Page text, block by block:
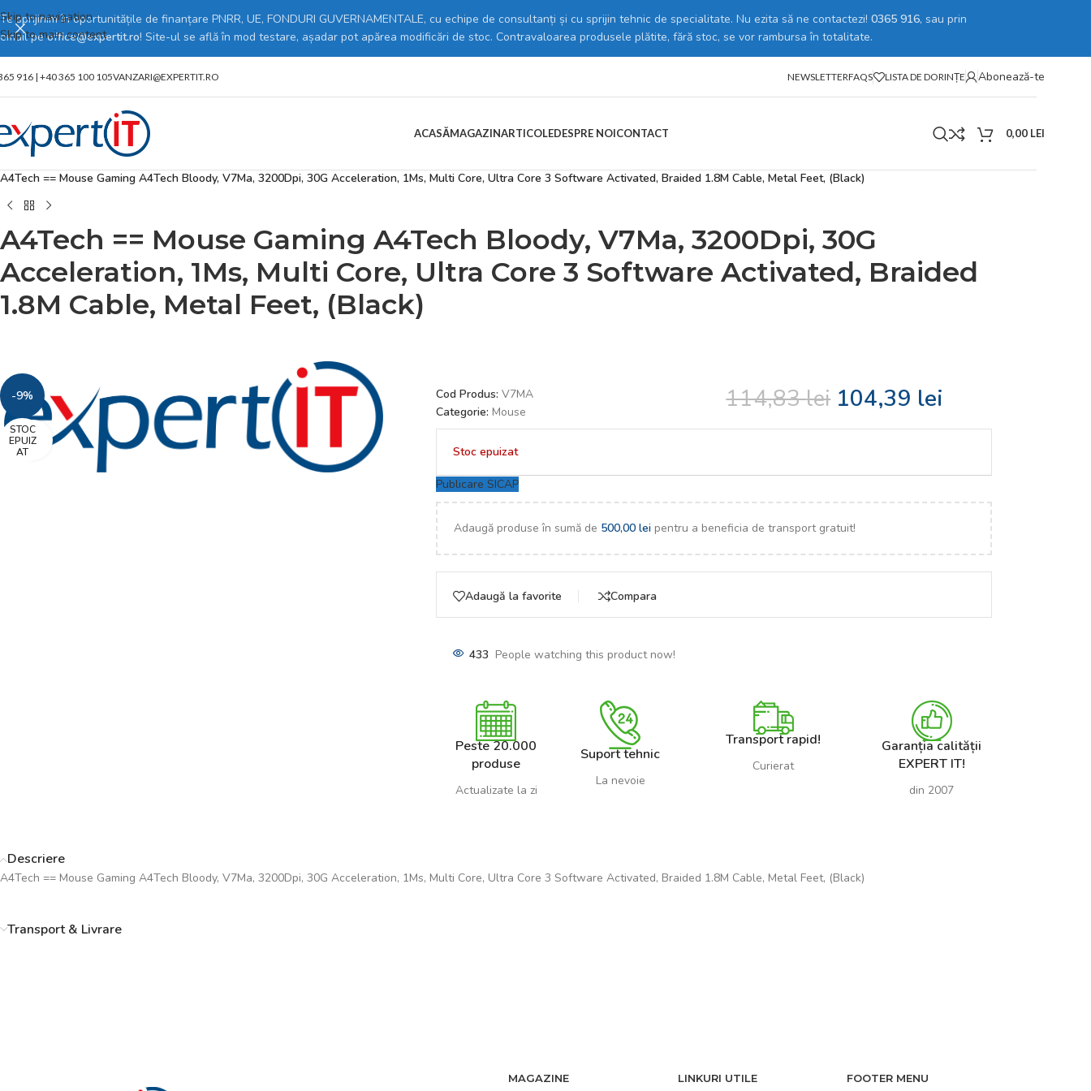
Skip to navigation
Skip to main content
Te sprijinim în oportunitățile de finanțare PNRR, UE, FONDURI GUVERNAMENTALE, cu echipe de consultanți și cu sprijin tehnic de specialitate. Nu ezita să ne contactezi! 0365 916, sau prin
email peoffice@expertit.ro! Site-ul se află în mod testare, așadar pot apărea modificări de stoc. Contravaloarea produsele plătite, fără stoc, se vor rambursa în totalitate.
916 | +40 365 100 105VANZARI@EXPERTIT.RO NEWSLETTERFAQS LISTA DE DORINȚE Abonează-te
ACASĂMAGAZINARTICOLEDESPRE NOICONTACT 0,00 LEI
Prima pagină Magazin online
A4Tech == Mouse Gaming A4Tech Bloody, V7Ma, 3200Dpi, 30G Acceleration, 1Ms, Multi Core, Ultra Core 3 Software Activated, Braided 1.8M Cable, Metal Feet, (Black)
A4Tech == Mouse Gaming A4Tech Bloody, V7Ma, 3200Dpi, 30G
Acceleration, 1Ms, Multi Core, Ultra Core 3 Software Activated, Braided
1.8M Cable, Metal Feet, (Black)
-9%
STOC
EPUIZ
AT
Faceți click pentru a mări
Cod Produs: V7MA
Categorie: Mouse 114,83lei 104,39 lei
Stoc epuizat
Publicare SICAP
Adaugă produse în sumă de 500,00 leipentru a beneficia de transport gratuit!
Adaugă la favorite Compara
433 People watching this product now!
Peste 20.000
produse
Actualizate la zi
Suport tehnic
La nevoie
Transport rapid!
Curierat
Garanția calității
EXPERT IT!
din 2007
Descriere
A4Tech == Mouse Gaming A4Tech Bloody, V7Ma, 3200Dpi, 30G Acceleration, 1Ms, Multi Core, Ultra Core 3 Software Activated, Braided 1.8M Cable, Metal Feet, (Black)
Transport & Livrare
MAGAZINE LINKURI UTILE FOOTER MENU